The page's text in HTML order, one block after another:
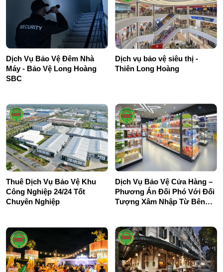
Dịch Vụ Bảo Vệ Đêm Nhà
Máy - Bảo Vệ Long Hoàng
SBC
Dịch vụ bảo vệ siêu thị -
Thiên Long Hoàng
Thuê Dịch Vụ Bảo Vệ Khu
Công Nghiệp 24/24 Tốt
Chuyên Nghiệp
Dịch Vụ Bảo Vệ Cửa Hàng –
Phương Án Đối Phó Với Đối
Tượng Xâm Nhập Từ Bên